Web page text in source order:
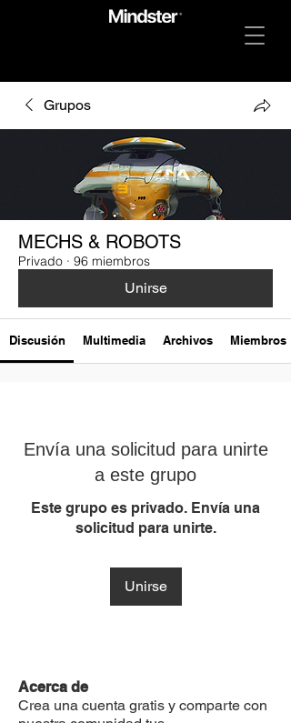
Grupos
MECHS & ROBOTS
Privado · 96 miembros
Unirse
Discusión Multimedia Archivos Miembros
Envía una solicitud para unirte
a este grupo
Este grupo es privado. Envía una
solicitud para unirte.
Unirse
Acerca de
Crea una cuenta gratis y comparte con